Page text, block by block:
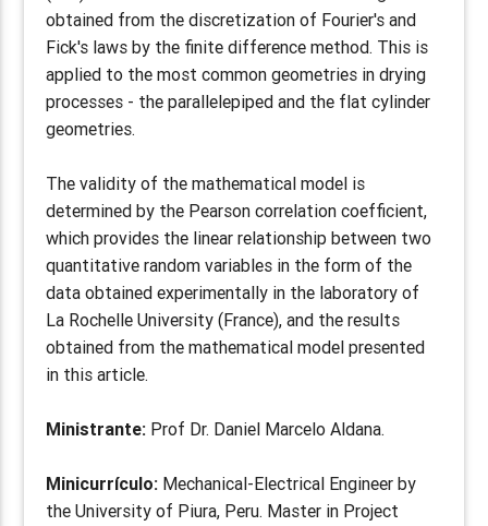
obtained from the discretization of Fourier's and
Fick's laws by the finite difference method. This is
applied to the most common geometries in drying
processes - the parallelepiped and the flat cylinder
geometries.
The validity of the mathematical model is
determined by the Pearson correlation coefficient,
which provides the linear relationship between two
quantitative random variables in the form of the
data obtained experimentally in the laboratory of
La Rochelle University (France), and the results
obtained from the mathematical model presented
in this article.
Ministrante: Prof Dr. Daniel Marcelo Aldana.
Minicurrículo: Mechanical-Electrical Engineer by
the University of Piura, Peru. Master in Project